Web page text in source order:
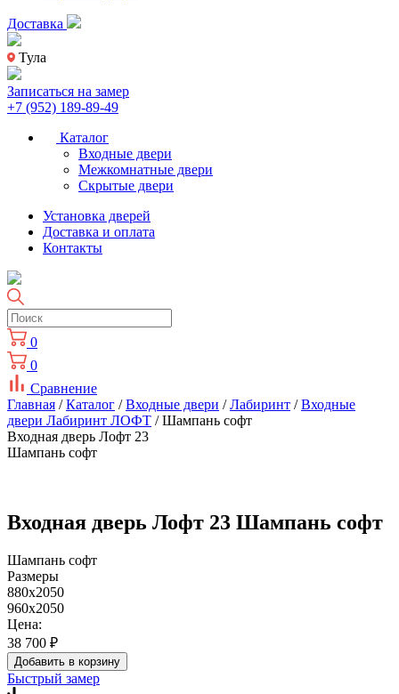
Доставка
Тула
Записаться на замер
+7 (952) 189-89-49
Каталог
Входные двери
Межкомнатные двери
Скрытые двери
Установка дверей
Доставка и оплата
Контакты
0
0
Сравнение
Главная /Каталог /Входные двери /Лабиринт /Входные
двери Лабиринт ЛОФТ / Шампань софт
Входная дверь Лофт 23
Шампань софт
Входная дверь Лофт 23 Шампань софт
Шампань софт
Размеры
880x2050
960x2050
Цена:
38 700 ₽
Добавить в корзину
Быстрый замер